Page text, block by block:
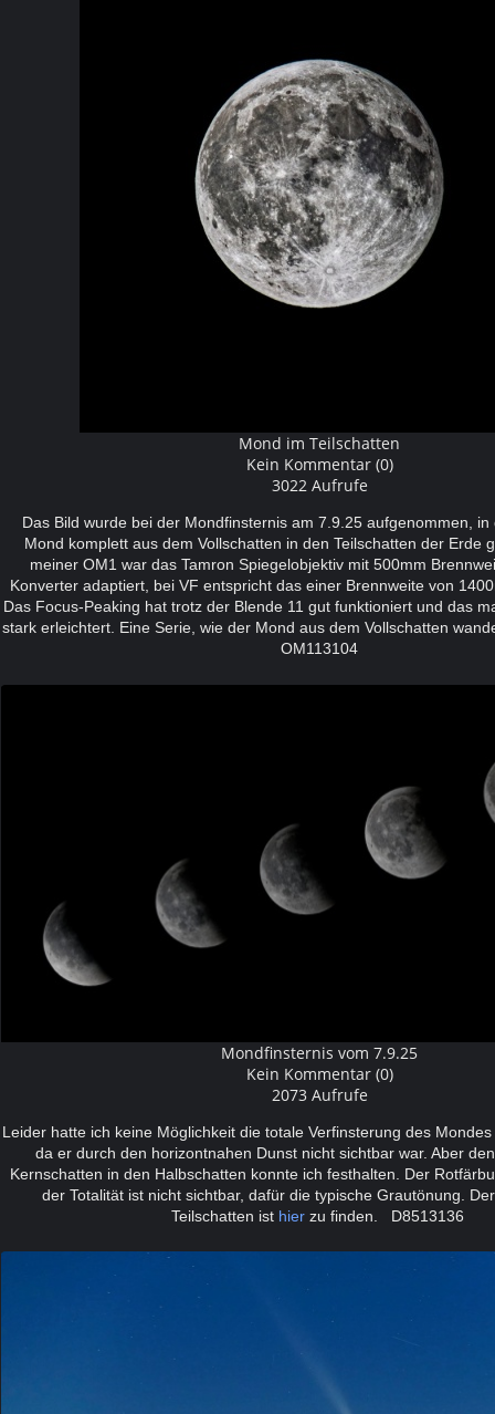
Mond im Teilschatten
Kein Kommentar (0)
3022 Aufrufe
Das Bild wurde bei der Mondfinsternis am 7.9.25 aufgenommen, in
Mond komplett aus dem Vollschatten in den Teilschatten der Erde
meiner OM1 war das Tamron Spiegelobjektiv mit 500mm
Konverter adaptiert, bei VF entspricht das einer Brennweite von
Das Focus-Peaking hat trotz der Blende 11 gut funktioniert und das
stark erleichtert. Eine Serie, wie der Mond aus dem Vollschatten
OM113104
Mondfinsternis vom 7.9.25
Kein Kommentar (0)
2073 Aufrufe
Leider hatte ich keine Möglichkeit die totale Verfinsterung des
da er durch den horizontnahen Dunst nicht sichtbar war. Aber
Kernschatten in den Halbschatten konnte ich festhalten. Der
der Totalität ist nicht sichtbar, dafür die typische Grautönung.
Teilschatten ist hierzu finden. D8513136